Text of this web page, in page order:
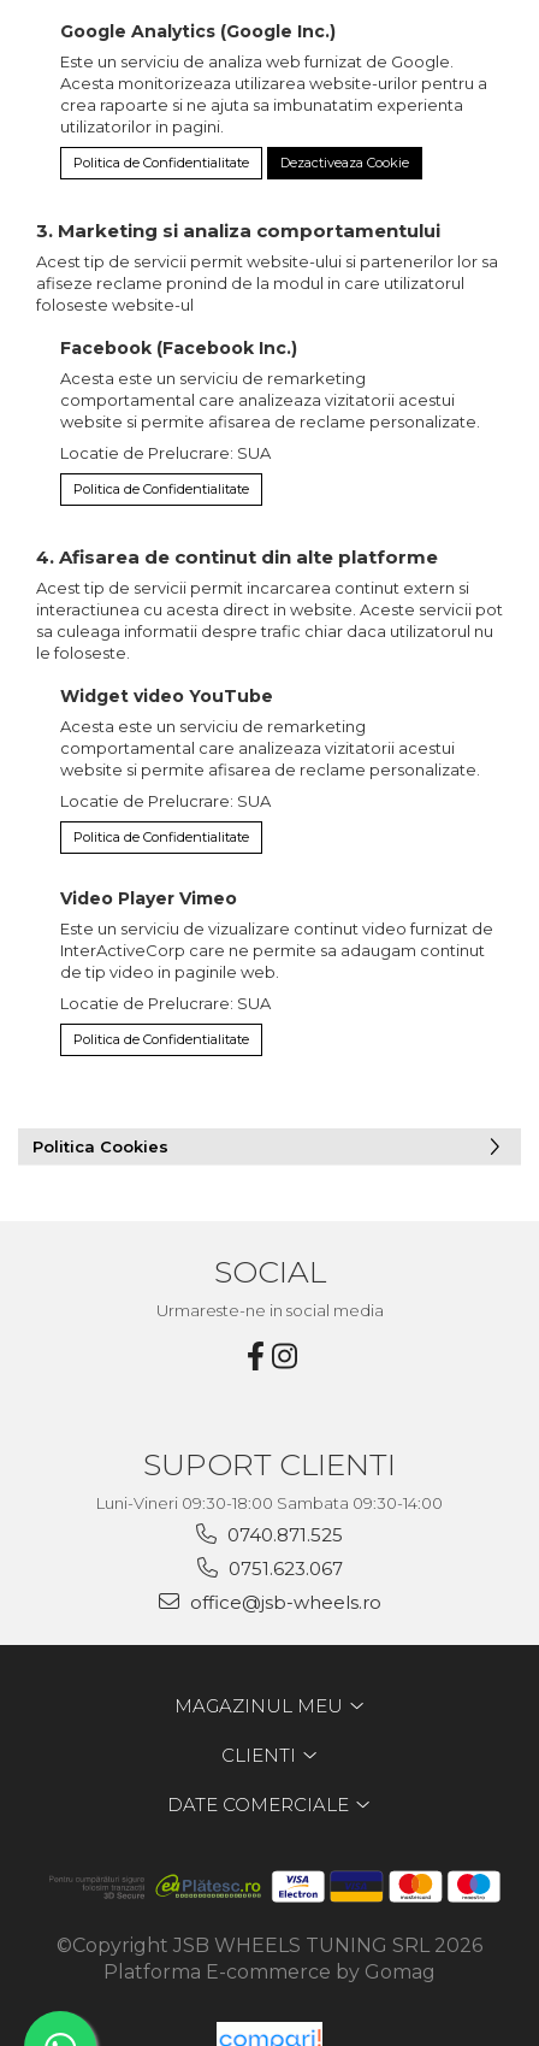
Google Analytics (Google Inc.)
Este un serviciu de analiza web furnizat de Google.
Acesta monitorizeaza utilizarea website-urilor pentru a
crea rapoarte si ne ajuta sa imbunatatim experienta
utilizatorilor in pagini.
Politica de Confidentialitate Dezactiveaza Cookie
3. Marketing si analiza comportamentului
Acest tip de servicii permit website-ului si partenerilor lor sa
afiseze reclame pronind de la modul in care utilizatorul
foloseste website-ul
Facebook (Facebook Inc.)
Acesta este un serviciu de remarketing
comportamental care analizeaza vizitatorii acestui
website si permite afisarea de reclame personalizate.
Locatie de Prelucrare: SUA
Politica de Confidentialitate
4. Afisarea de continut din alte platforme
Acest tip de servicii permit incarcarea continut extern si
interactiunea cu acesta direct in website. Aceste servicii pot
sa culeaga informatii despre trafic chiar daca utilizatorul nu
le foloseste.
Widget video YouTube
Acesta este un serviciu de remarketing
comportamental care analizeaza vizitatorii acestui
website si permite afisarea de reclame personalizate.
Locatie de Prelucrare: SUA
Politica de Confidentialitate
Video Player Vimeo
Este un serviciu de vizualizare continut video furnizat de
InterActiveCorp care ne permite sa adaugam continut
de tip video in paginile web.
Locatie de Prelucrare: SUA
Politica de Confidentialitate
Politica Cookies
SOCIAL
Urmareste-ne in social media
SUPORT CLIENTI
Luni-Vineri 09:30-18:00 Sambata 09:30-14:00
0740.871.525
0751.623.067
office@jsb-wheels.ro
MAGAZINUL MEU
CLIENTI
DATE COMERCIALE
©Copyright JSB WHEELS TUNING SRL 2026
Platforma E-commerce by Gomag